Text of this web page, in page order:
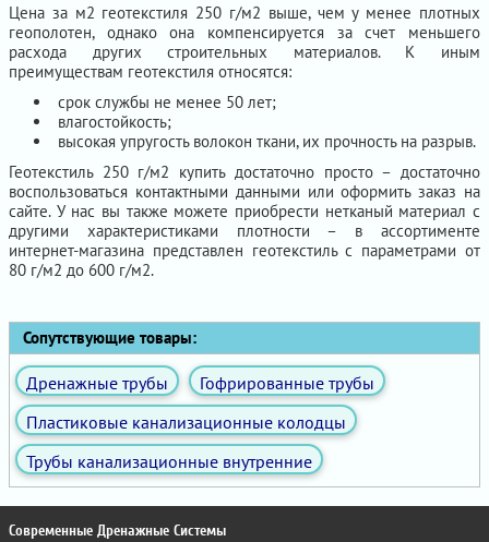
Цена за м2 геотекстиля 250 г/м2 выше, чем у менее плотных
геополотен, однако она компенсируется за счет меньшего
расхода других строительных материалов. К иным
преимуществам геотекстиля относятся:
срок службы не менее 50 лет;
влагостойкость;
высокая упругость волокон ткани, их прочность на разрыв.
Геотекстиль 250 г/м2 купить достаточно просто – достаточно
воспользоваться контактными данными или оформить заказ на
сайте. У нас вы также можете приобрести нетканый материал с
другими характеристиками плотности – в ассортименте
интернет-магазина представлен геотекстиль с параметрами от
80 г/м2 до 600 г/м2.
Сопутствующие товары:
Дренажные трубы
Гофрированные трубы
Пластиковые канализационные колодцы
Трубы канализационные внутренние
Современные Дренажные Системы